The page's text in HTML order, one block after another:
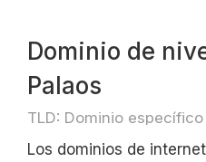
Dominio de
Palaos
TLD: Dominio
Los dominios de